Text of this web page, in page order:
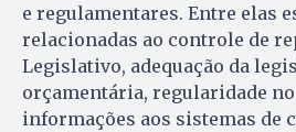
e regulamentares. Entre elas
relacionadas ao controle de
Legislativo, adequação da
orçamentária, regularidade
informações aos sistemas de